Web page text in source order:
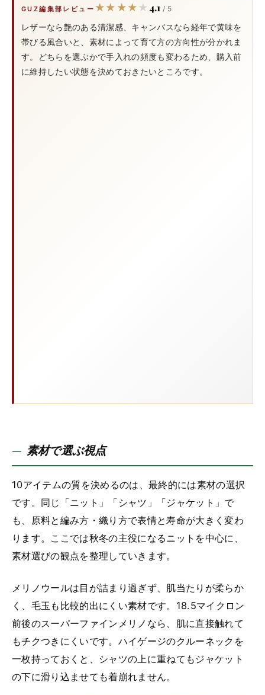
GUZ編集部レビュー ★★★★★
★★★★★ 4.1 / 5
レザーなら艶のある清潔感、キャンバスなら経年で黄味を
帯びる風合いと、素材によって育て方の方向性が分かれま
す。どちらを選ぶかで手入れの頻度も変わるため、購入前
に維持したい状態を決めておきたいところです。
素材で選ぶ視点
10アイテムの質を決めるのは、最終的には素材の選択
です。同じ「ニット」「シャツ」「ジャケット」で
も、原料と編み方・織り方で表情と寿命が大きく変わ
ります。ここでは秋冬の主役になるニットを中心に、
素材選びの観点を整理していきます。
メリノウールは目が詰まり過ぎず、肌当たりが柔らか
く、毛玉も比較的出にくい素材です。18.5マイクロン
前後のスーパーファインメリノなら、肌に直接触れて
もチクつきにくいです。ハイゲージのクルーネックを
一枚持っておくと、シャツの上に重ねてもジャケット
の下に滑り込ませても着崩れません。